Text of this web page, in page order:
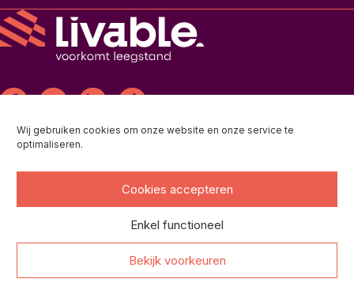
Wij gebruiken cookies om onze website en onze service te
optimaliseren.
Cookies accepteren
Enkel functioneel
Bekijk voorkeuren
Maaskade 83A, 3071 ND Rotterdam
+31 (0)10 - 845 06 86